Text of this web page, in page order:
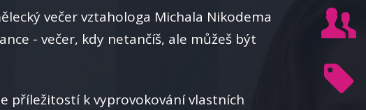
večer vztahologa Michala Nikodema
- večer, kdy netančíš, ale můžeš být
příležitostí k vyprovokování vlastních